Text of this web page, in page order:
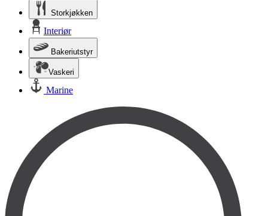
Storkjøkken
Interiør
Bakeriutstyr
Vaskeri
Marine